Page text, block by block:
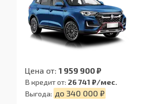
Цена от: 1 959 900 ₽
В кредит от: 26 741 ₽/мес.
Выгода: до 340 000 ₽